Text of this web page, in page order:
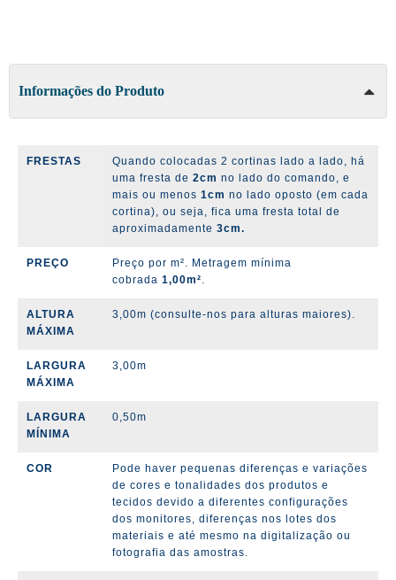
Informações do Produto
FRESTAS
Quando colocadas 2 cortinas lado a lado, há
uma fresta de 2cm no lado do comando, e
mais ou menos 1cm no lado oposto (em cada
cortina), ou seja, fica uma fresta total de
aproximadamente 3cm.
PREÇO
Preço por m². Metragem mínima
cobrada 1,00m².
ALTURA
MÁXIMA
3,00m (consulte-nos para alturas maiores).
LARGURA
MÁXIMA
3,00m
LARGURA
MÍNIMA
0,50m
COR
Pode haver pequenas diferenças e variações
de cores e tonalidades dos produtos e
tecidos devido a diferentes configurações
dos monitores, diferenças nos lotes dos
materiais e até mesmo na digitalização ou
fotografia das amostras.